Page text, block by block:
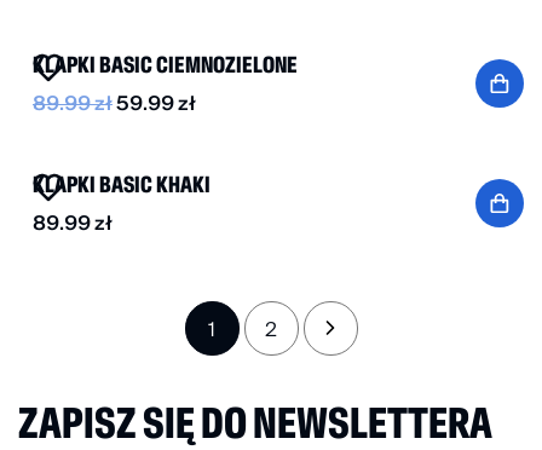
KLAPKI BASIC CIEMNOZIELONE
89.99zł59.99zł
KLAPKI BASIC KHAKI
89.99zł
1 2 →
ZAPISZ SIĘ DO NEWSLETTERA